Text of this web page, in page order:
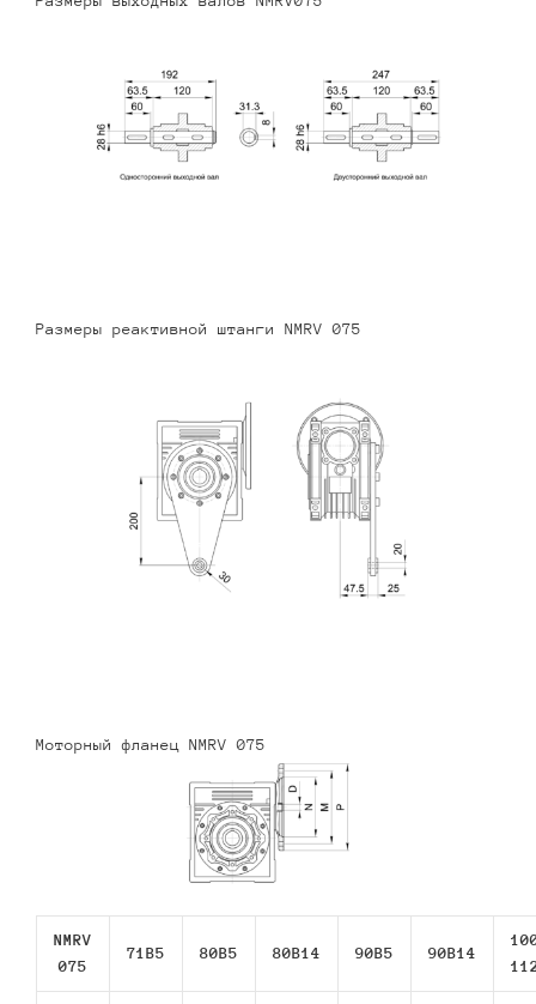
Размеры реактивной штанги NMRV 075
Моторный фланец NMRV 075
NMRV
075
71В5 80В5 80В14 90В5 90В14